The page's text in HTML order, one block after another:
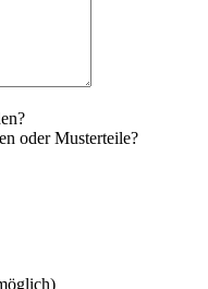
oder Musterteile?